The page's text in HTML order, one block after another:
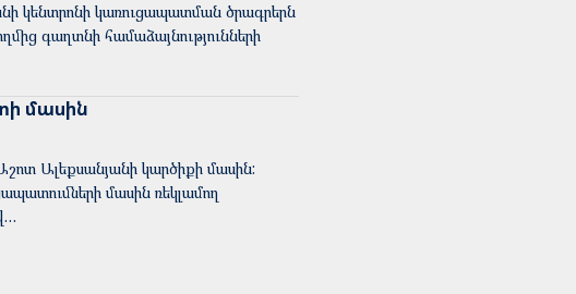
կենտրոնի կառուցապատման ծրագրերն
գաղտնի համաձայնությունների
մասին
Ալեքսանյանի կարծիքի մասին:
մասին ռեկլամող